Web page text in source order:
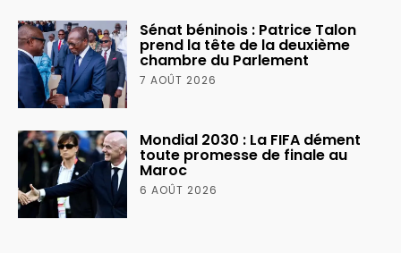
Sénat béninois : Patrice Talon
prend la tête de la deuxième
chambre du Parlement
7 AOÛT 2026
Mondial 2030 : La FIFA dément
toute promesse de finale au
Maroc
6 AOÛT 2026